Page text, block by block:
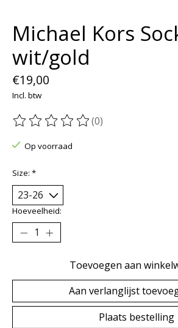
Michael Kors
wit/gold
€19,00
Incl. btw
De beoordeling van dit product is
(0)
Op voorraad
Size: *
Hoeveelheid:
Toevoegen aan
Aan verlanglijst
Plaats bestelling